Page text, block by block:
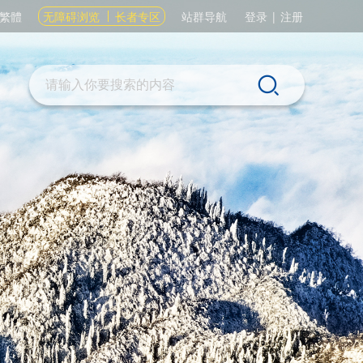
繁體 无障碍浏览 长者专区 站群导航 登录 | 注册